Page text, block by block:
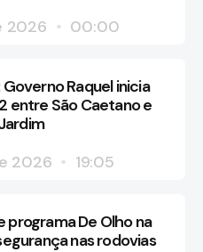
2026
00:00
Raquel inicia
entre São Caetano e
2026
19:05
De Olho na
nas rodovias